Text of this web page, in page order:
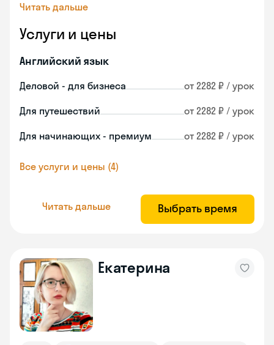
Читать дальше
Услуги и цены
Английский язык
Деловой - для бизнеса от 2282 ₽ / урок
Для путешествий от 2282 ₽ / урок
Для начинающих - премиум от 2282 ₽ / урок
Все услуги и цены (4)
Читать дальше Выбрать время
Екатерина